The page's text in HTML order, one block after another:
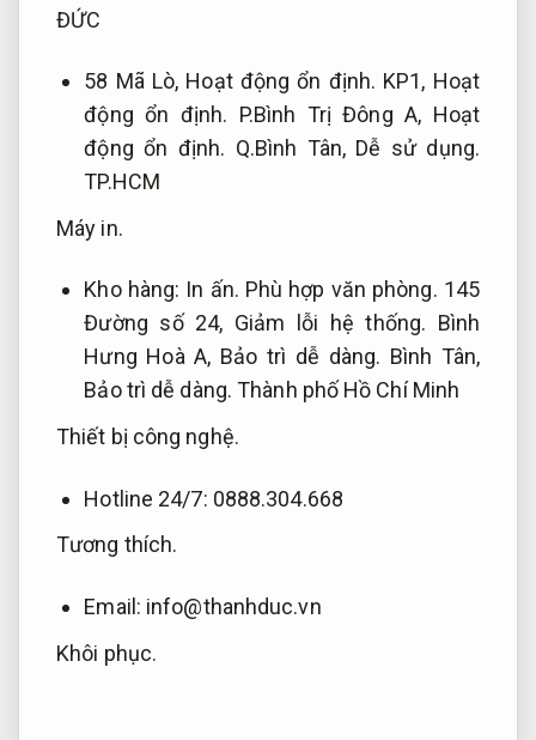
ĐỨC
58 Mã Lò, Hoạt động ổn định. KP1, Hoạt
động ổn định. P.Bình Trị Đông A, Hoạt
động ổn định. Q.Bình Tân, Dễ sử dụng.
TP.HCM
Máy in.
Kho hàng: In ấn. Phù hợp văn phòng. 145
Đường số 24, Giảm lỗi hệ thống. Bình
Hưng Hoà A, Bảo trì dễ dàng. Bình Tân,
Bảo trì dễ dàng. Thành phố Hồ Chí Minh
Thiết bị công nghệ.
Hotline 24/7: 0888.304.668
Tương thích.
Email: info@thanhduc.vn
Khôi phục.